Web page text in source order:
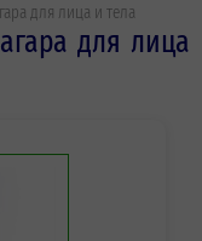
для лица и тела
для лица